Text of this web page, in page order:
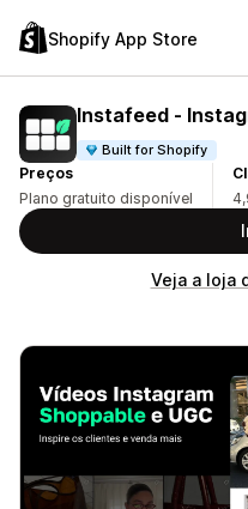
Shopify App Store
Instafeed ‑
Built for Shopify
Preços
Plano gratuito disponível
Veja a loja